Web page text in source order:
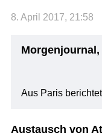
8. April 2017, 21:58
Morgenjournal,
Aus Paris
Austausch von